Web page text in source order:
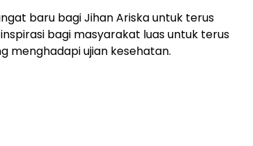
baru bagi Jihan Ariska untuk terus
bagi masyarakat luas untuk terus
menghadapi ujian kesehatan.